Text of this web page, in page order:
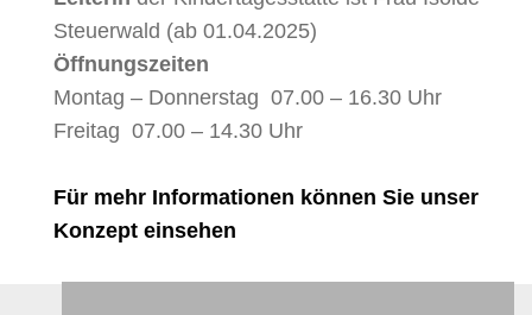
Steuerwald (ab 01.04.2025)
Öffnungszeiten
Montag – Donnerstag 07.00 – 16.30 Uhr
Freitag 07.00 – 14.30 Uhr
Für mehr Informationen können Sie unser
Konzept einsehen